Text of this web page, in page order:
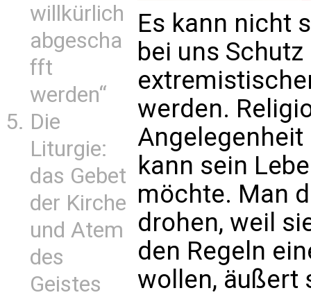
willkürlich
abgescha
fft
werden“
Die
Liturgie:
das Gebet
der Kirche
und Atem
des
Geistes
Es kann nicht
bei uns
werden.
kann sein
möchte. Man
drohen, weil
den Regeln
wollen,